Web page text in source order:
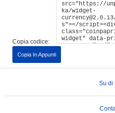
Copia codice:
Copia In Appunti
Su di